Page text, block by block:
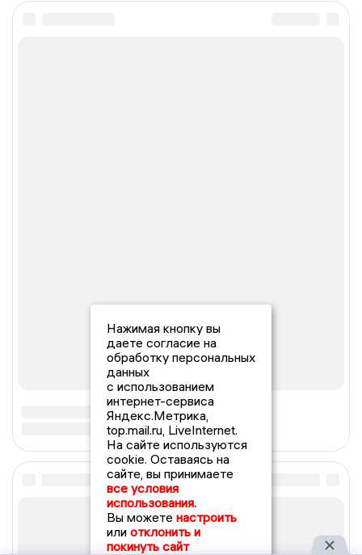
Нажимая кнопку вы
даете согласие на
обработку персональных
данных
с использованием
интернет-сервиса
Яндекс.Метрика,
top.mail.ru, LiveInternet.
На сайте используются
cookie. Оставаясь на
сайте, вы принимаете
все условия
использования.
Вы можете настроить
или отклонить и
покинуть сайт